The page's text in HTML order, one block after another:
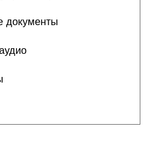
документы